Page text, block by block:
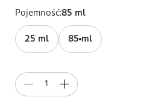
Pojemność:85 ml
25 ml 85 ml